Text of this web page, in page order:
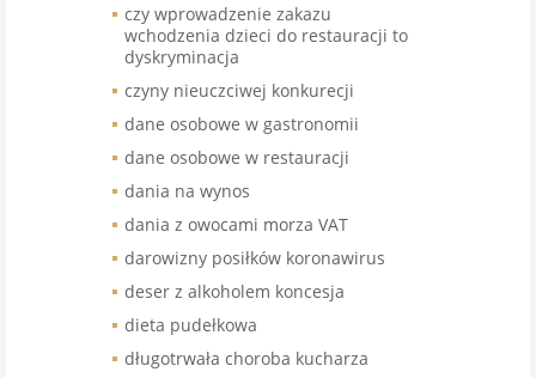
czy wprowadzenie zakazu
wchodzenia dzieci do restauracji to
dyskryminacja
czyny nieuczciwej konkurecji
dane osobowe w gastronomii
dane osobowe w restauracji
dania na wynos
dania z owocami morza VAT
darowizny posiłków koronawirus
deser z alkoholem koncesja
dieta pudełkowa
długotrwała choroba kucharza